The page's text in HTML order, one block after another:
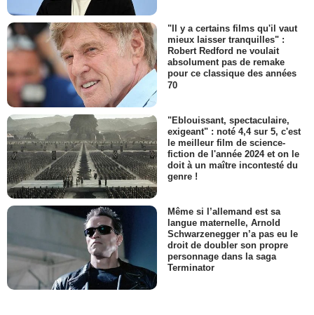
"Il y a certains films qu'il vaut
mieux laisser tranquilles" :
Robert Redford ne voulait
absolument pas de remake
pour ce classique des années
70
"Eblouissant, spectaculaire,
exigeant" : noté 4,4 sur 5, c'est
le meilleur film de science-
fiction de l'année 2024 et on le
doit à un maître incontesté du
genre !
Même si l’allemand est sa
langue maternelle, Arnold
Schwarzenegger n’a pas eu le
droit de doubler son propre
personnage dans la saga
Terminator